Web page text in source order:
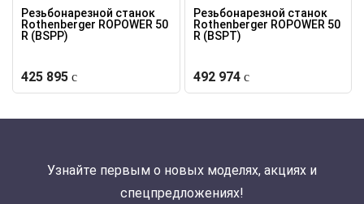
Резьбонарезной станок
Rothenberger ROPOWER 50
R (BSPP)
425 895
Резьбонарезной станок
Rothenberger ROPOWER 50
R (BSPT)
492 974
Узнайте первым о новых моделях, акциях и
спецпредложениях!